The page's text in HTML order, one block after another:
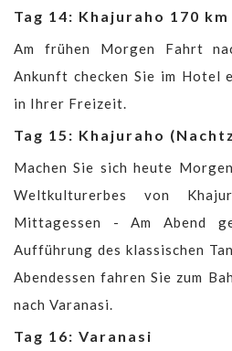
Tag 14: Khajuraho 170 km
Am frühen Morgen Fahrt
Ankunft checken Sie im Hotel
in Ihrer Freizeit.
Tag 15: Khajuraho
Machen Sie sich heute
Weltkulturerbes von
Mittagessen - Am Abend
Aufführung des klassischen
Abendessen fahren Sie zum
nach Varanasi.
Tag 16: Varanasi